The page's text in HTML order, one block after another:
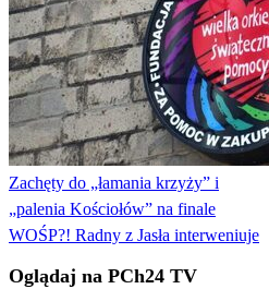
Zachęty do „łamania krzyży” i
„palenia Kościołów” na finale
WOŚP?! Radny z Jasła interweniuje
Oglądaj na PCh24 TV